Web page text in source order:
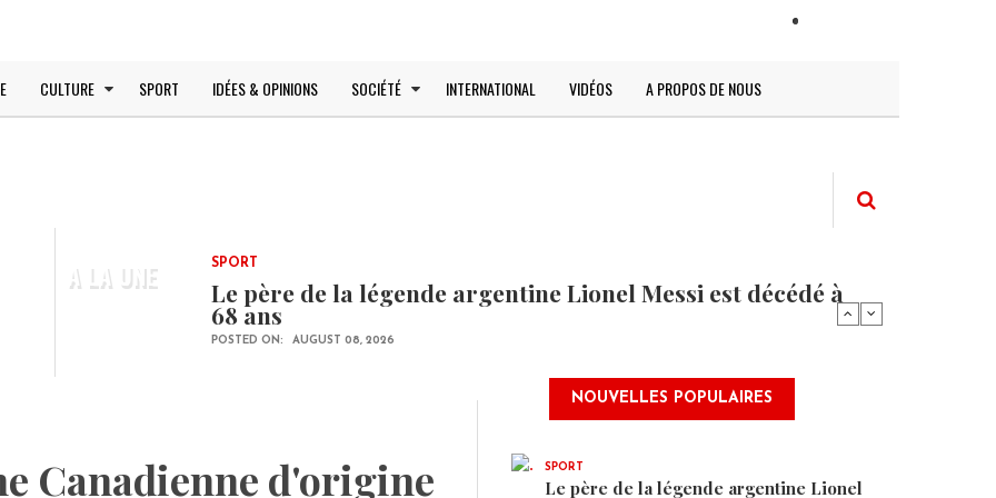
CULTURE SPORT IDÉES & OPINIONS SOCIÉTÉ INTERNATIONAL VIDÉOS A PROPOS DE NOUS
A LA UNE SPORT
Le père de la légende argentine Lionel Messi est décédé à
68 ans
POSTED ON: AUGUST 08, 2026
Canadienne d'origine
NOUVELLES POPULAIRES
SPORT
Le père de la légende argentine Lionel